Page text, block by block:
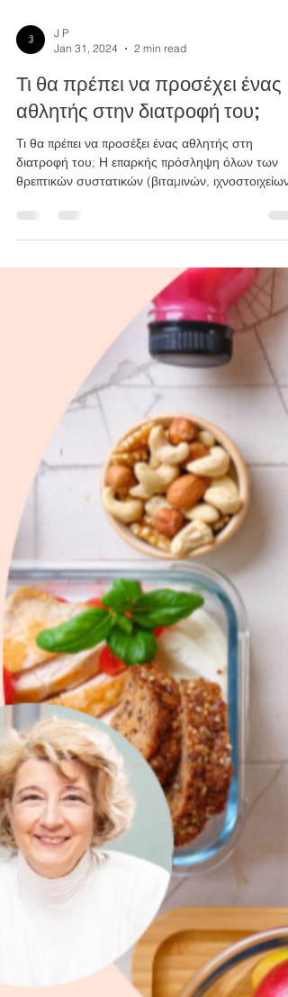
Jan 31, 2024
Τι θα πρέπει να προσέχει ένας
αθλητής στην διατροφή του;
Τι θα πρέπει να προσέξει ένας αθλητής στη
διατροφή του; Η επαρκής πρόσληψη όλων των
θρεπτικών συστατικών (βιταμινών,